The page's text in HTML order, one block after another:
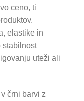
ceno, ti
elastike in
stabilnost
uteži ali
črni barvi z